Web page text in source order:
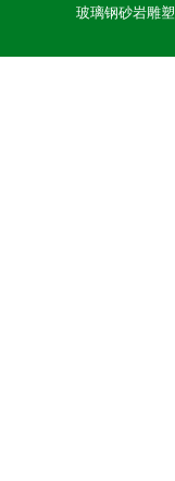
玻璃钢砂岩雕塑